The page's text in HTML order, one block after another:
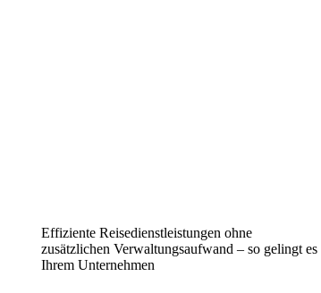
Effiziente Reisedienstleistungen ohne
zusätzlichen Verwaltungsaufwand – so gelingt es
Ihrem Unternehmen